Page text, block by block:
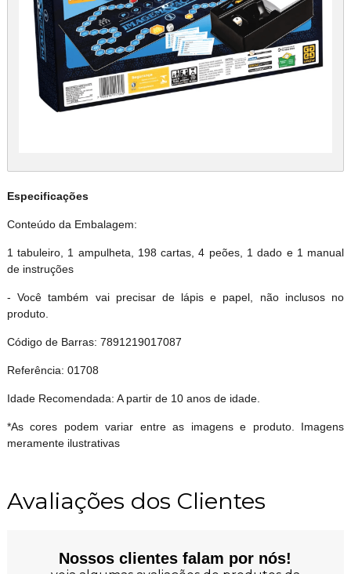
Especificações
Conteúdo da Embalagem:
1 tabuleiro, 1 ampulheta, 198 cartas, 4 peões, 1 dado e 1 manual
de instruções
- Você também vai precisar de lápis e papel, não inclusos no
produto.
Código de Barras: 7891219017087
Referência: 01708
Idade Recomendada: A partir de 10 anos de idade.
*As cores podem variar entre as imagens e produto. Imagens
meramente ilustrativas
Avaliações dos Clientes
Nossos clientes falam por nós!